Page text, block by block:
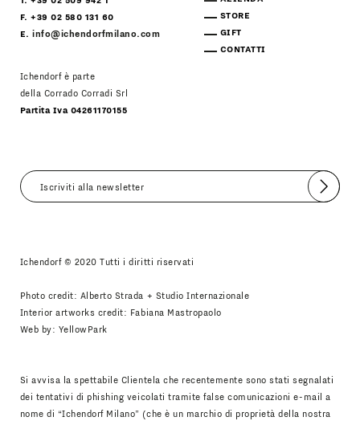
F. +39 02 580 131 60
E.info@ichendorfmilano.com
Ichendorf è parte
della Corrado Corradi Srl
Partita Iva 04261170155
STORE
GIFT
CONTATTI
Invia
Ichendorf © 2020 Tutti i diritti riservati
Photo credit: Alberto Strada + Studio Internazionale
Interior artworks credit: Fabiana Mastropaolo
Web by: YellowPark
Si avvisa la spettabile Clientela che recentemente sono stati segnalati
dei tentativi di phishing veicolati tramite false comunicazioni e-mail a
nome di “Ichendorf Milano” (che è un marchio di proprietà della nostra